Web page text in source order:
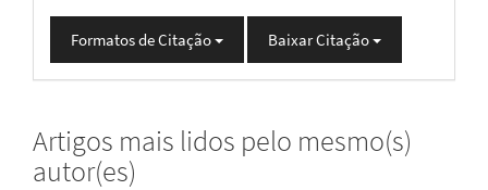
Formatos de Citação Baixar Citação
Artigos mais lidos pelo mesmo(s)
autor(es)